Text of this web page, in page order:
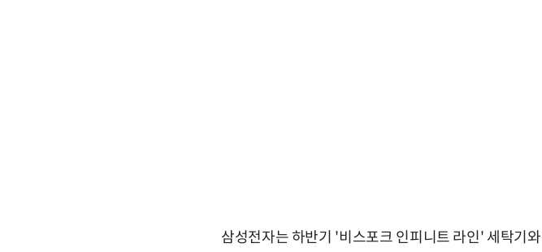
삼성전자는 하반기 '비스포크 인피니트 라인' 세탁기